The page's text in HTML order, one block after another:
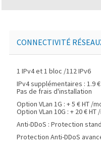
CONNECTIVITÉ
1 IPv4 et 1 bloc /112 IPv6
IPv4 supplémentaires : 1.9
Pas de frais d'installation
Option VLan 1G : + 5 € HT /
Option VLan 10G : + 20 € HT
Anti-DDoS : Protection
Protection Anti-DDoS